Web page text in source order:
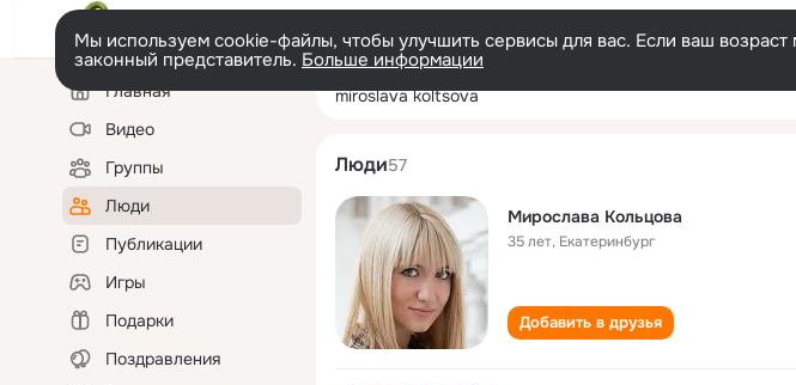
Мы используем cookie-файлы, чтобы улучшить сервисы для вас. Если ваш
законный представитель. Больше информации
Левая
колонкаГлавная
Видео
Группы
Люди
Публикации
Игры
Подарки
Поздравления
miroslava koltsova
Люди57
Мирослава Кольцова
35 лет, Екатеринбург
Добавить в друзья